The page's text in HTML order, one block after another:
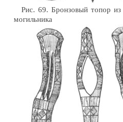
Рис. 69. Бронзовый топор из
могильника